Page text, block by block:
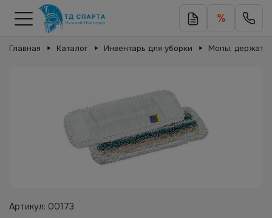
%
Главная Каталог Инвентарь для уборки Мопы,
Артикул: 00173